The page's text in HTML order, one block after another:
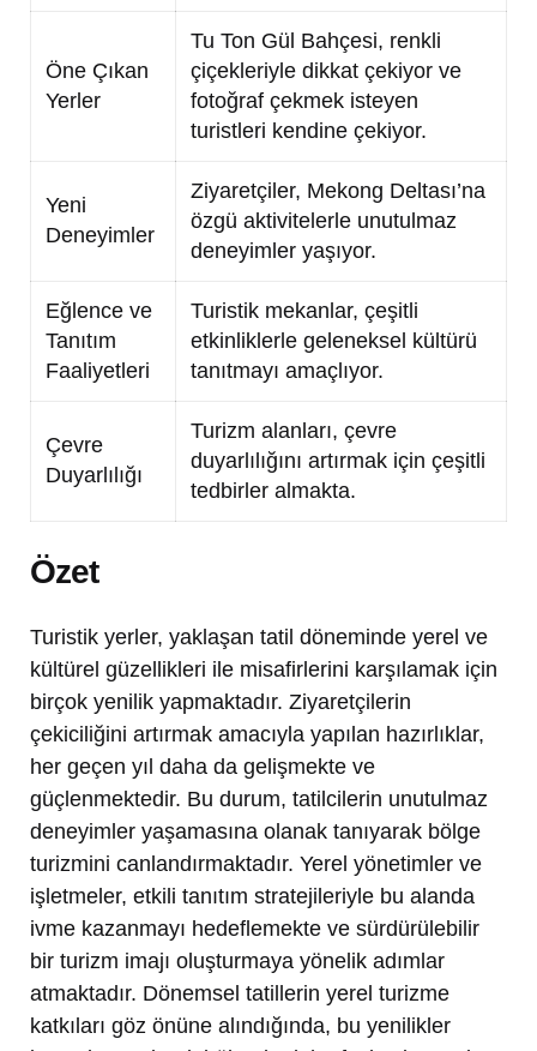
Öne Çıkan
Yerler
Tu Ton Gül Bahçesi, renkli
çiçekleriyle dikkat çekiyor ve
fotoğraf çekmek isteyen
turistleri kendine çekiyor.
Yeni
Deneyimler
Ziyaretçiler, Mekong Deltası’na
özgü aktivitelerle unutulmaz
deneyimler yaşıyor.
Eğlence ve
Tanıtım
Faaliyetleri
Turistik mekanlar, çeşitli
etkinliklerle geleneksel kültürü
tanıtmayı amaçlıyor.
Çevre
Duyarlılığı
Turizm alanları, çevre
duyarlılığını artırmak için çeşitli
tedbirler almakta.
Özet
Turistik yerler, yaklaşan tatil döneminde yerel ve
kültürel güzellikleri ile misafirlerini karşılamak için
birçok yenilik yapmaktadır. Ziyaretçilerin
çekiciliğini artırmak amacıyla yapılan hazırlıklar,
her geçen yıl daha da gelişmekte ve
güçlenmektedir. Bu durum, tatilcilerin unutulmaz
deneyimler yaşamasına olanak tanıyarak bölge
turizmini canlandırmaktadır. Yerel yönetimler ve
işletmeler, etkili tanıtım stratejileriyle bu alanda
ivme kazanmayı hedeflemekte ve sürdürülebilir
bir turizm imajı oluşturmaya yönelik adımlar
atmaktadır. Dönemsel tatillerin yerel turizme
katkıları göz önüne alındığında, bu yenilikler